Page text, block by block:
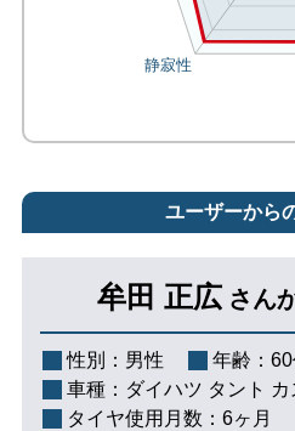
ユーザーから
牟田 正広 さん
性別： 男性 年齢：
車種： ダイハツ タント
タイヤ使用月数： 6ヶ月